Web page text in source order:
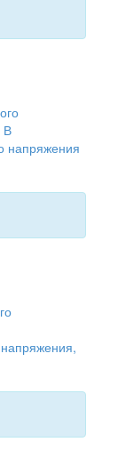
напряжения
напряжения,